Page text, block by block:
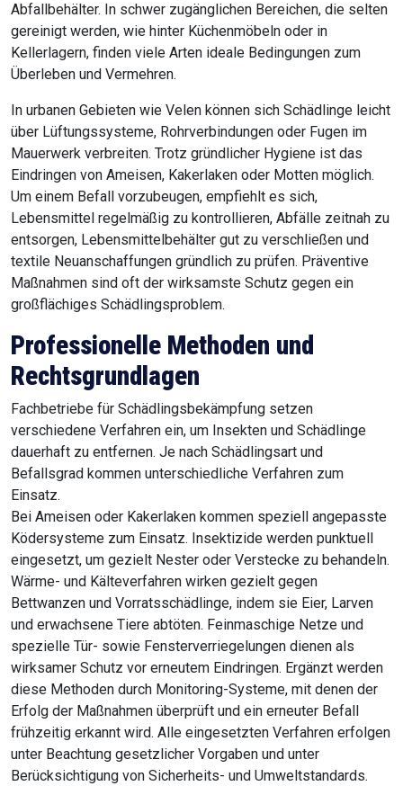
Abfallbehälter. In schwer zugänglichen Bereichen, die selten
gereinigt werden, wie hinter Küchenmöbeln oder in
Kellerlagern, finden viele Arten ideale Bedingungen zum
Überleben und Vermehren.
In urbanen Gebieten wie Velen können sich Schädlinge leicht
über Lüftungssysteme, Rohrverbindungen oder Fugen im
Mauerwerk verbreiten. Trotz gründlicher Hygiene ist das
Eindringen von Ameisen, Kakerlaken oder Motten möglich.
Um einem Befall vorzubeugen, empfiehlt es sich,
Lebensmittel regelmäßig zu kontrollieren, Abfälle zeitnah zu
entsorgen, Lebensmittelbehälter gut zu verschließen und
textile Neuanschaffungen gründlich zu prüfen. Präventive
Maßnahmen sind oft der wirksamste Schutz gegen ein
großflächiges Schädlingsproblem.
Professionelle Methoden und
Rechtsgrundlagen
Fachbetriebe für Schädlingsbekämpfung setzen
verschiedene Verfahren ein, um Insekten und Schädlinge
dauerhaft zu entfernen. Je nach Schädlingsart und
Befallsgrad kommen unterschiedliche Verfahren zum
Einsatz.
Bei Ameisen oder Kakerlaken kommen speziell angepasste
Ködersysteme zum Einsatz. Insektizide werden punktuell
eingesetzt, um gezielt Nester oder Verstecke zu behandeln.
Wärme- und Kälteverfahren wirken gezielt gegen
Bettwanzen und Vorratsschädlinge, indem sie Eier, Larven
und erwachsene Tiere abtöten. Feinmaschige Netze und
spezielle Tür- sowie Fensterverriegelungen dienen als
wirksamer Schutz vor erneutem Eindringen. Ergänzt werden
diese Methoden durch Monitoring-Systeme, mit denen der
Erfolg der Maßnahmen überprüft und ein erneuter Befall
frühzeitig erkannt wird. Alle eingesetzten Verfahren erfolgen
unter Beachtung gesetzlicher Vorgaben und unter
Berücksichtigung von Sicherheits- und Umweltstandards.